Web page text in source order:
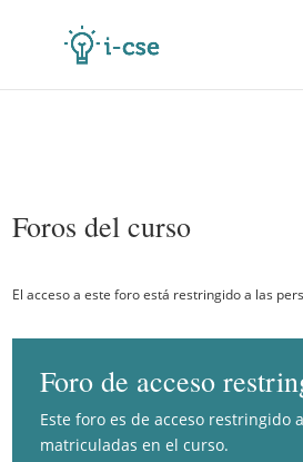
Foros del curso
El acceso a este foro está restringido a las
Foro de acceso
Este foro es de acceso restringido
matriculadas en el curso.